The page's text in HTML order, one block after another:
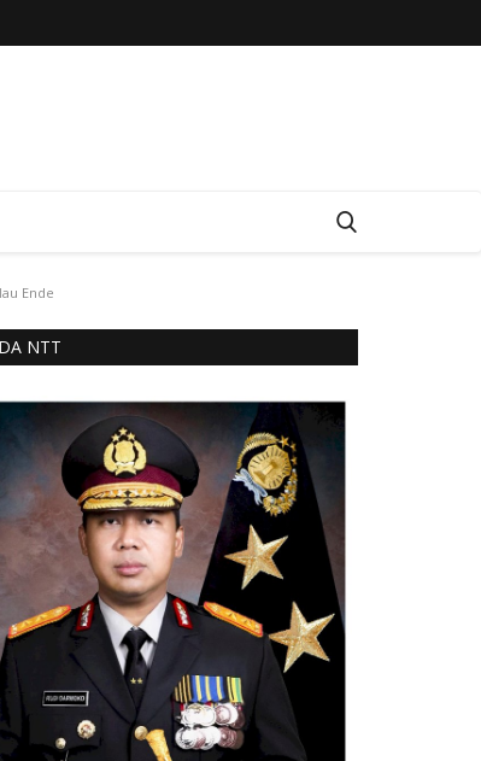
Ende
NTT